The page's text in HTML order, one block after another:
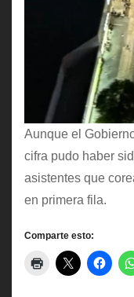
Aunque el
cifra pudo haber
asistentes que
en primera fila.
Comparte esto: